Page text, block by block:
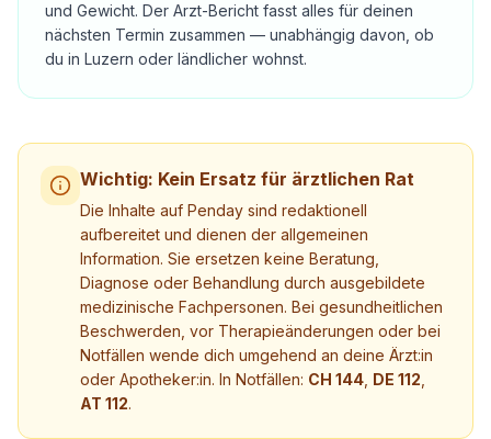
und Gewicht. Der Arzt-Bericht fasst alles für deinen
nächsten Termin zusammen — unabhängig davon, ob
du in Luzern oder ländlicher wohnst.
Wichtig: Kein Ersatz für ärztlichen Rat
Die Inhalte auf Penday sind redaktionell
aufbereitet und dienen der allgemeinen
Information. Sie ersetzen keine Beratung,
Diagnose oder Behandlung durch ausgebildete
medizinische Fachpersonen. Bei gesundheitlichen
Beschwerden, vor Therapieänderungen oder bei
Notfällen wende dich umgehend an deine Ärzt:in
oder Apotheker:in. In Notfällen: CH 144 DE 112
AT 112.